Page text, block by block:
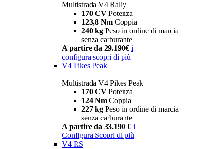
Multistrada V4 Rally
170 CV Potenza
123,8 Nm Coppia
240 kg Peso in ordine di marcia
senza carburante
A partire da 29.190€ i
configura scopri di più
V4 Pikes Peak
Multistrada V4 Pikes Peak
170 CV Potenza
124 Nm Coppia
227 kg Peso in ordine di marcia
senza carburante
A partire da 33.190 € i
Configura Scopri di più
V4 RS